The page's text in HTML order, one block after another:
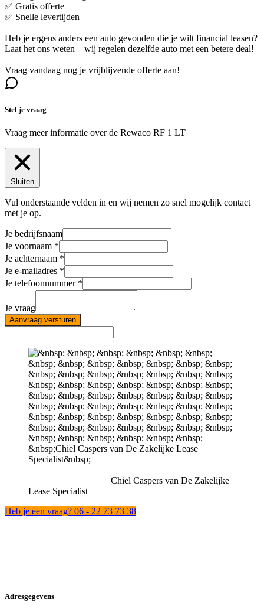
✅ Gratis offerte
✅ Snelle levertijden
Heb je ergens anders een auto gevonden die je wilt financial leasen?
Laat het ons weten – wij regelen dezelfde auto met een betere deal!
Vraag vandaag nog je vrijblijvende offerte aan!
Stel je vraag
Vraag meer informatie over de Rewaco RF 1 LT
Sluiten
Vul onderstaande velden in en wij nemen zo snel mogelijk contact
met je op.
Je bedrijfsnaam
Je voornaam
Je achternaam
Je e-mailadres
Je telefoonnummer
Je vraag
Aanvraag versturen
Chiel Caspers van De Zakelijke
Lease Specialist
Heb je een vraag? 06 - 22 73 73 38
Adresgegevens